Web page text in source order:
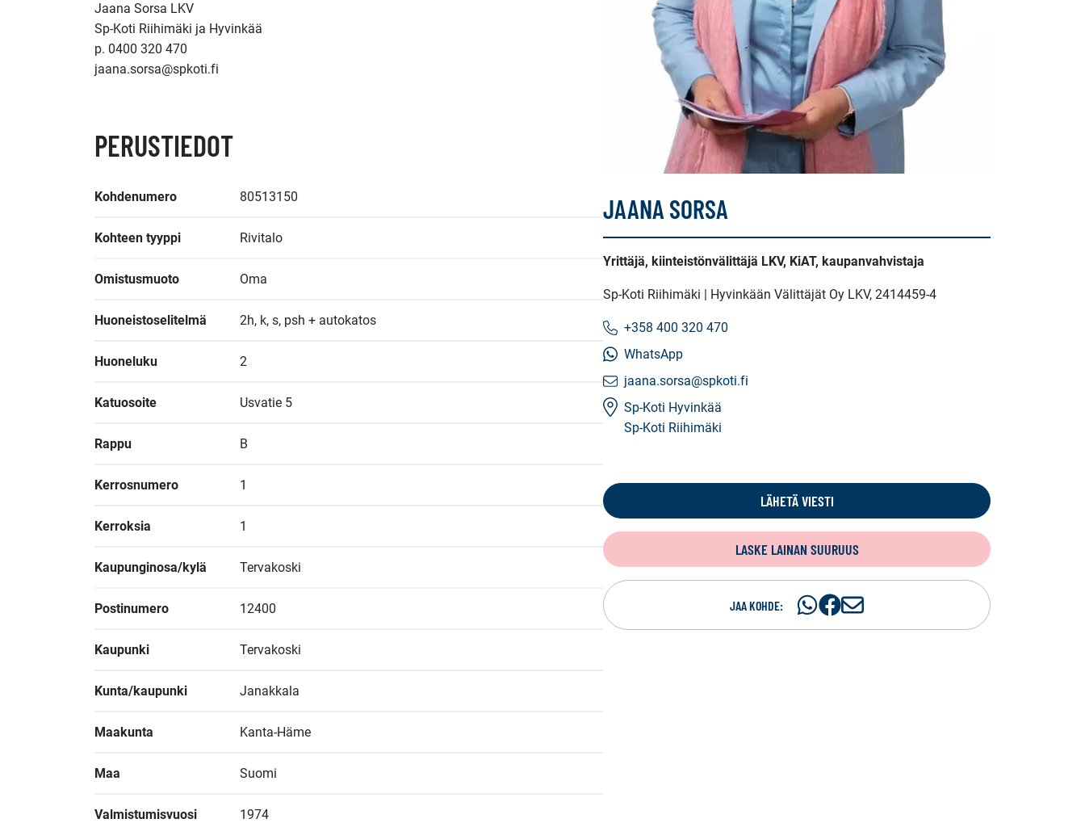
Jaana Sorsa LKV
Sp-Koti Riihimäki ja Hyvinkää
p. 0400 320 470
jaana.sorsa@spkoti.fi
PERUSTIEDOT
Kohdenumero 80513150
Kohteen tyyppi Rivitalo
Omistusmuoto Oma
Huoneistoselitelmä 2h, k, s, psh + autokatos
Huoneluku 2
Katuosoite Usvatie 5
Rappu B
Kerrosnumero 1
Kerroksia 1
Kaupunginosa/kylä Tervakoski
Postinumero 12400
Kaupunki Tervakoski
Kunta/kaupunki Janakkala
Maakunta Kanta-Häme
Maa Suomi
Valmistumisvuosi 1974
JAANA SORSA
Yrittäjä, kiinteistönvälittäjä LKV, KiAT, kaupanvahvistaja
Sp-Koti Riihimäki | Hyvinkään Välittäjät Oy LKV, 2414459-4
+358 400 320 470
WhatsApp
jaana.sorsa@spkoti.fi
Sp-Koti Hyvinkää
Sp-Koti Riihimäki
LÄHETÄ VIESTI
LASKE LAINAN SUURUUS
JAA KOHDE:
JaaJaaJ